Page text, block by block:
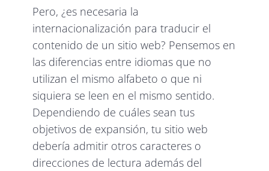
Pero, ¿es necesaria la
internacionalización para traducir el
contenido de un sitio web? Pensemos en
las diferencias entre idiomas que no
utilizan el mismo alfabeto o que ni
siquiera se leen en el mismo sentido.
Dependiendo de cuáles sean tus
objetivos de expansión, tu sitio web
debería admitir otros caracteres o
direcciones de lectura además del